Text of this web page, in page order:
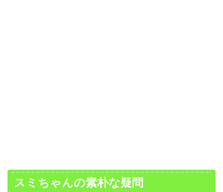
スミちゃんの素朴な疑問